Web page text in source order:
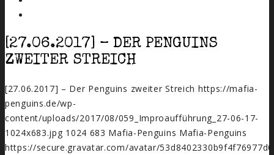
[27.06.2017] – DER PENGUINS
ZWEITER STREICH
[27.06.2017] – Der Penguins zweiter Streich https://mafia-
penguins.de/wp-
content/uploads/2017/08/059_Improaufführung_27-06-17-
1024x683.jpg 1024 683 Mafia-Penguins Mafia-Penguins
https://secure.gravatar.com/avatar/